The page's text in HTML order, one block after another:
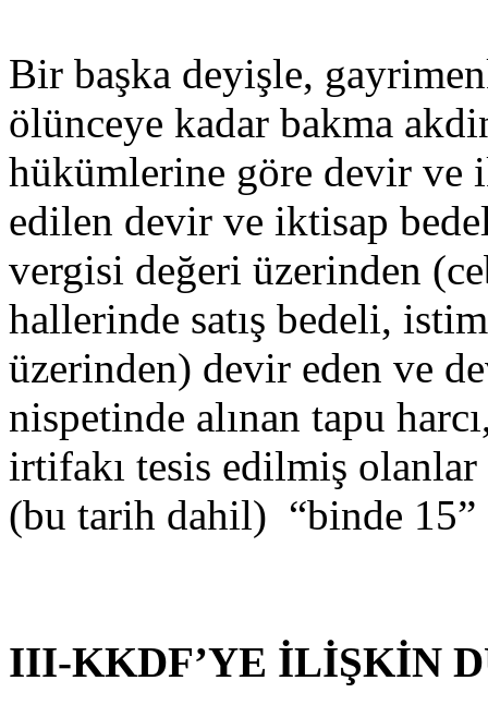
Bir başka deyişle,
ölünceye kadar bakma
hükümlerine göre devir ve
edilen devir ve iktisap
vergisi değeri üzerinden
hallerinde satış bedeli,
üzerinden) devir eden ve
nispetinde alınan tapu
irtifakı tesis edilmiş
(bu tarih dahil) “binde 15”
III-KKDF’YE İLİŞKİN